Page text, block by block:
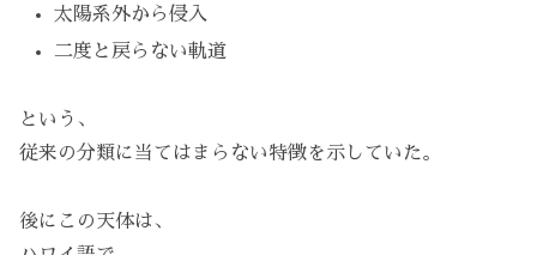
太陽系外から侵入
二度と戻らない軌道
という、
従来の分類に当てはまらない特徴を示していた。
後にこの天体は、